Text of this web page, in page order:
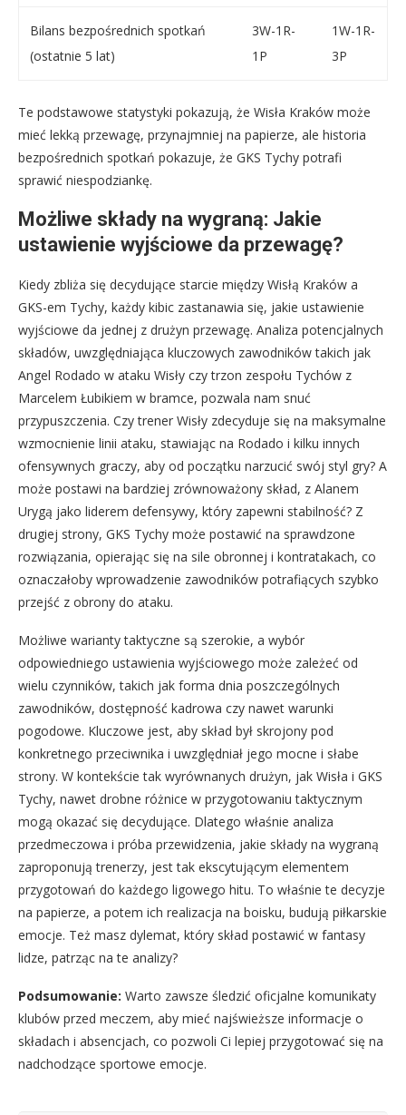
Bilans bezpośrednich spotkań
(ostatnie 5 lat)
3W-1R-
1P
1W-1R-
3P
Te podstawowe statystyki pokazują, że Wisła Kraków może
mieć lekką przewagę, przynajmniej na papierze, ale historia
bezpośrednich spotkań pokazuje, że GKS Tychy potrafi
sprawić niespodziankę.
Możliwe składy na wygraną: Jakie
ustawienie wyjściowe da przewagę?
Kiedy zbliża się decydujące starcie między Wisłą Kraków a
GKS-em Tychy, każdy kibic zastanawia się, jakie ustawienie
wyjściowe da jednej z drużyn przewagę. Analiza potencjalnych
składów, uwzględniająca kluczowych zawodników takich jak
Angel Rodado w ataku Wisły czy trzon zespołu Tychów z
Marcelem Łubikiem w bramce, pozwala nam snuć
przypuszczenia. Czy trener Wisły zdecyduje się na maksymalne
wzmocnienie linii ataku, stawiając na Rodado i kilku innych
ofensywnych graczy, aby od początku narzucić swój styl gry? A
może postawi na bardziej zrównoważony skład, z Alanem
Urygą jako liderem defensywy, który zapewni stabilność? Z
drugiej strony, GKS Tychy może postawić na sprawdzone
rozwiązania, opierając się na sile obronnej i kontratakach, co
oznaczałoby wprowadzenie zawodników potrafiących szybko
przejść z obrony do ataku.
Możliwe warianty taktyczne są szerokie, a wybór
odpowiedniego ustawienia wyjściowego może zależeć od
wielu czynników, takich jak forma dnia poszczególnych
zawodników, dostępność kadrowa czy nawet warunki
pogodowe. Kluczowe jest, aby skład był skrojony pod
konkretnego przeciwnika i uwzględniał jego mocne i słabe
strony. W kontekście tak wyrównanych drużyn, jak Wisła i GKS
Tychy, nawet drobne różnice w przygotowaniu taktycznym
mogą okazać się decydujące. Dlatego właśnie analiza
przedmeczowa i próba przewidzenia, jakie składy na wygraną
zaproponują trenerzy, jest tak ekscytującym elementem
przygotowań do każdego ligowego hitu. To właśnie te decyzje
na papierze, a potem ich realizacja na boisku, budują piłkarskie
emocje. Też masz dylemat, który skład postawić w fantasy
lidze, patrząc na te analizy?
Podsumowanie: Warto zawsze śledzić oficjalne komunikaty
klubów przed meczem, aby mieć najświeższe informacje o
składach i absencjach, co pozwoli Ci lepiej przygotować się na
nadchodzące sportowe emocje.